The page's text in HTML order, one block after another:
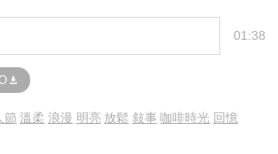
01:38
節 溫柔 浪漫 明亮 放鬆 敍事 咖啡時光 回憶